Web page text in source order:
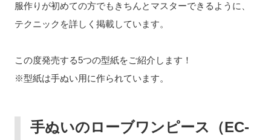
服作りが初めての方でもきちんとマスターできるように、
テクニックを詳しく掲載しています。
この度発売する5つの型紙をご紹介します！
※型紙は手ぬい用に作られています。
手ぬいのローブワンピース（EC-